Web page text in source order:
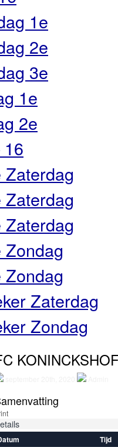
1e
2e
3e
1e
2e
Zaterdag
Zaterdag
Zaterdag
Zondag
Zondag
Zaterdag
Zondag
Tijd